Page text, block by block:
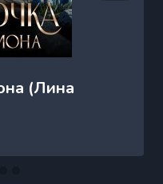
(Лина